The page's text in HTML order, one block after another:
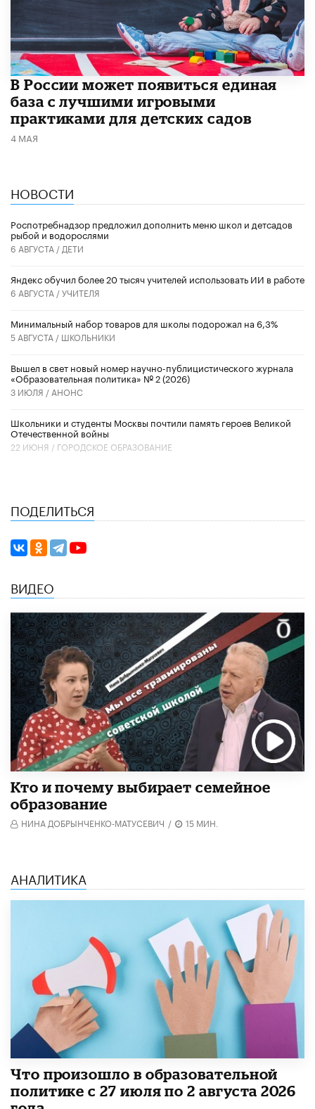
В России может появиться единая
база с лучшими игровыми
практиками для детских садов
4 МАЯ
НОВОСТИ
Роспотребнадзор предложил дополнить меню школ и детсадов
рыбой и водорослями
6 АВГУСТА / ДЕТИ
​Яндекс обучил более 20 тысяч учителей использовать ИИ в работе
6 АВГУСТА /УЧИТЕЛЯ
Минимальный набор товаров для школы подорожал на 6,3%
5 АВГУСТА / ШКОЛЬНИКИ
Вышел в свет новый номер научно-публицистического журнала
«Образовательная политика» № 2 (2026)
3 ИЮЛЯ / АНОНС
Школьники и студенты Москвы почтили память героев Великой
Отечественной войны
22 ИЮНЯ / ГОРОДСКОЕ ОБРАЗОВАНИЕ
ПОДЕЛИТЬСЯ
ВИДЕО
Кто и почему выбирает семейное
образование
НИНА ДОБРЫНЧЕНКО-МАТУСЕВИЧ / 15 МИН.
АНАЛИТИКА
​Что произошло в образовательной
политике с 27 июля по 2 августа 2026